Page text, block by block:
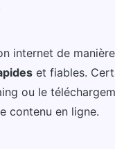
internet de
et fiables.
ou le
contenu en ligne.